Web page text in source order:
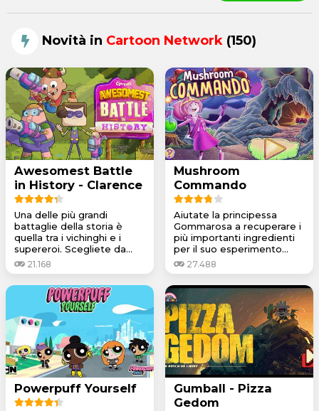
Novità in Cartoon Network (150)
Awesomest Battle
in History - Clarence
Una delle più grandi
battaglie della storia è
quella tra i vichinghi e i
supereroi. Scegliete da...
21.168
Mushroom
Commando
Aiutate la principessa
Gommarosa a recuperare i
più importanti ingredienti
per il suo esperimento...
27.488
Powerpuff Yourself
Gumball - Pizza
Gedom